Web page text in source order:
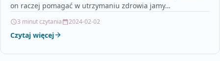
on raczej pomagać w utrzymaniu zdrowia jamy…
3 minut czytania 2024-02-02
Czytaj więcej